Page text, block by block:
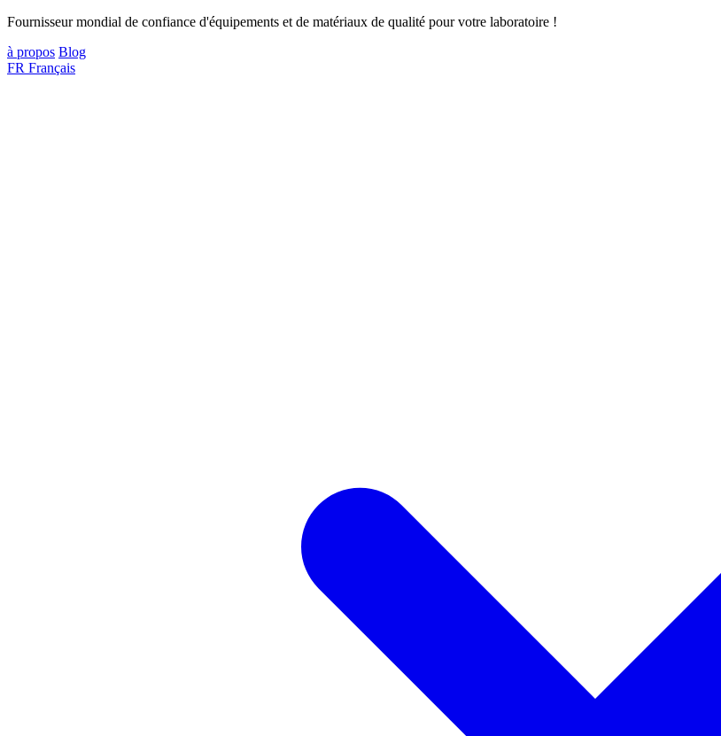
Fournisseur mondial de confiance d'équipements et de matériaux de qualité pour votre laboratoire !
à propos Blog
FR Français